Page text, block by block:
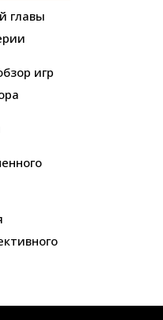
главы
игр